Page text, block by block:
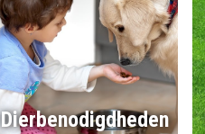
Dierbenodigdheden